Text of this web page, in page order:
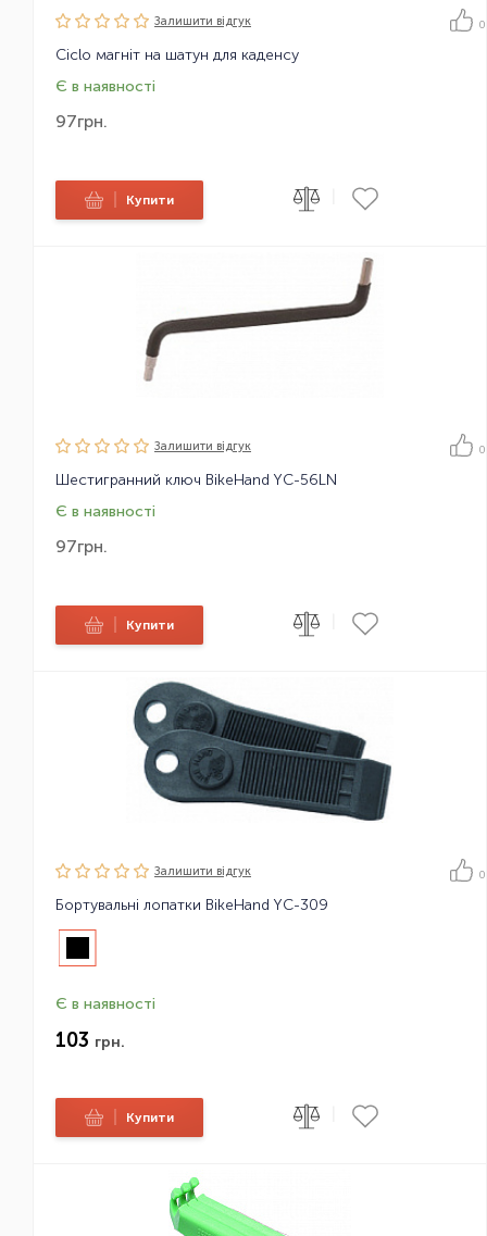
Залишити вiдгук 0
Ciclo магніт на шатун для каденсу
Є в наявності
97грн.
Купити
Залишити вiдгук 0
Шестигранний ключ BikeHand YC-56LN
Є в наявності
97грн.
Купити
Залишити вiдгук 0
Бортувальні лопатки BikeHand YC-309
Є в наявності
103 грн.
Купити